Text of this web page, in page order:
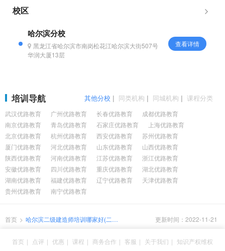
堆砌课时 自律性较差，无法长
校区
哈尔滨分校
黑龙江省哈尔滨市南岗松花江哈尔滨大街507号
华润大厦13层
查看详情
其他分校 | 同类机构 | 同城机构 | 课程分类
培训导航
武汉优路教育 广州优路教育 长春优路教育
成都优路教育
南京优路教育
青岛优路教育 石家庄优路教育
上海优路教育
北京优路教育
杭州优路教育 西安优路教育
苏州优路教育
厦门优路教育
河北优路教育 山东优路教育
山西优路教育
陕西优路教育
河南优路教育 江苏优路教育
浙江优路教育
安徽优路教育
四川优路教育 重庆优路教育
湖北优路教育
湖南优路教育
福建优路教育 辽宁优路教育
天津优路教育
贵州优路教育
南宁优路教育
首页 > 哈尔滨二级建造师培训哪家好(二建
更新时间：2022-11-21
首页 | 点评 | 优惠 | 课程 | 商务合作 | 客服 | 关于我们 | 知识产权维权